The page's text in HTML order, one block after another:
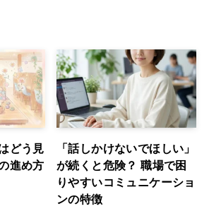
どう見
進め方
「話しかけないでほしい」
が続くと危険？ 職場で困
りやすいコミュニケーショ
ンの特徴